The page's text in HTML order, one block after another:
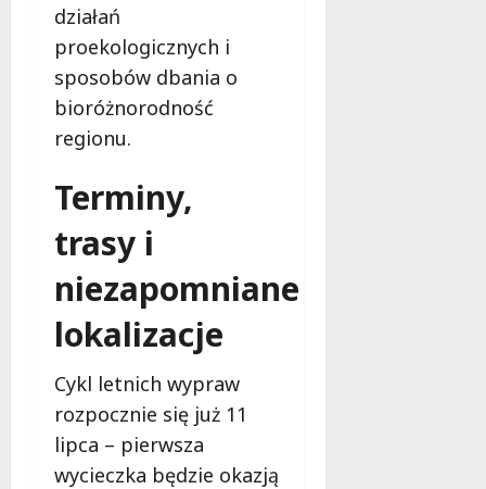
działań
proekologicznych i
sposobów dbania o
bioróżnorodność
regionu.
Terminy,
trasy i
niezapomniane
lokalizacje
Cykl letnich wypraw
rozpocznie się już 11
lipca – pierwsza
wycieczka będzie okazją